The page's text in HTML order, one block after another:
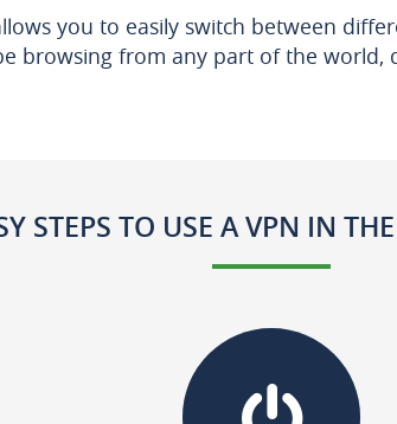
you to easily switch between
browsing from any part of the world,
STEPS TO USE A VPN IN